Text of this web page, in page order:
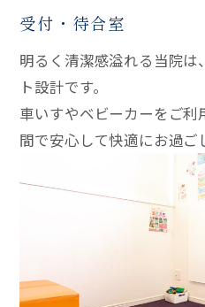
受付・待合室
明るく清潔感溢れる当院は
ト設計です。
車いすやベビーカーをご
間で安心して快適にお過ご